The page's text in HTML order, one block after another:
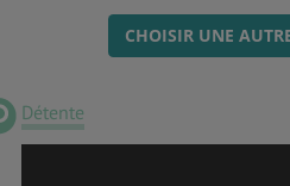
CHOISIR UNE
Détente